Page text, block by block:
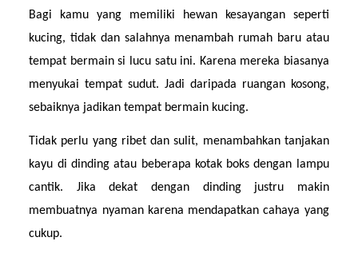
Bagi kamu yang memiliki hewan kesayangan seperti
kucing, tidak dan salahnya menambah rumah baru atau
tempat bermain si lucu satu ini. Karena mereka biasanya
menyukai tempat sudut. Jadi daripada ruangan kosong,
sebaiknya jadikan tempat bermain kucing.
Tidak perlu yang ribet dan sulit, menambahkan tanjakan
kayu di dinding atau beberapa kotak boks dengan lampu
cantik. Jika dekat dengan dinding justru makin
membuatnya nyaman karena mendapatkan cahaya yang
cukup.